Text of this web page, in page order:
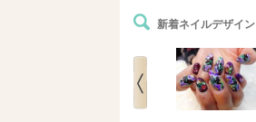
新着ネイルデザイン